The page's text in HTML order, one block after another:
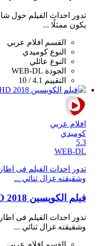
تدور احداث الفيلم حول
يكون ممثلًا ...
القسم
افلام عربي
النوع كوميدي
النوع عائلي
الجودة WEB-DL
التقييم 4.1 / 10
افلام عربي
كوميدي
5.3
WEB-DL
تدور احداث الفيلم فى
وشقيقته غزال ثنائي ...
فيلم الكويسين 2018 HD
تدور احداث الفيلم فى
وشقيقته غزال ثنائي ...